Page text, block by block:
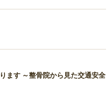
ます ～整骨院から見た交通安全